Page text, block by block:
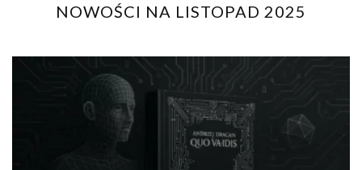
NOWOŚCI NA LISTOPAD 2025